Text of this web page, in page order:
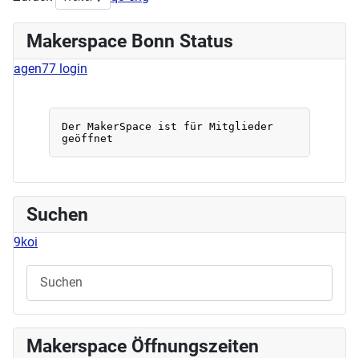
Makerspace Bonn Status
agen77 login
Suchen
9koi
Makerspace Öffnungszeiten